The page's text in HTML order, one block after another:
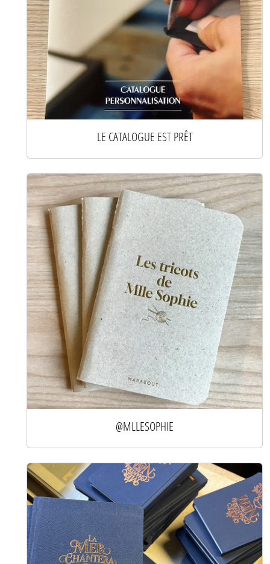
LE CATALOGUE EST PRÊT
@MLLESOPHIE